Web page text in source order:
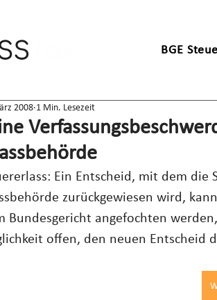
BGE
2008 1 Min. Lesezeit
Ein Entscheid, mit dem die
zurückgewiesen wird,
Bundesgericht angefochten
offen, den neuen Entscheid